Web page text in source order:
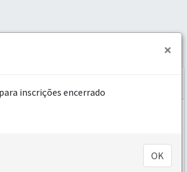
×
inscrições encerrado
OK